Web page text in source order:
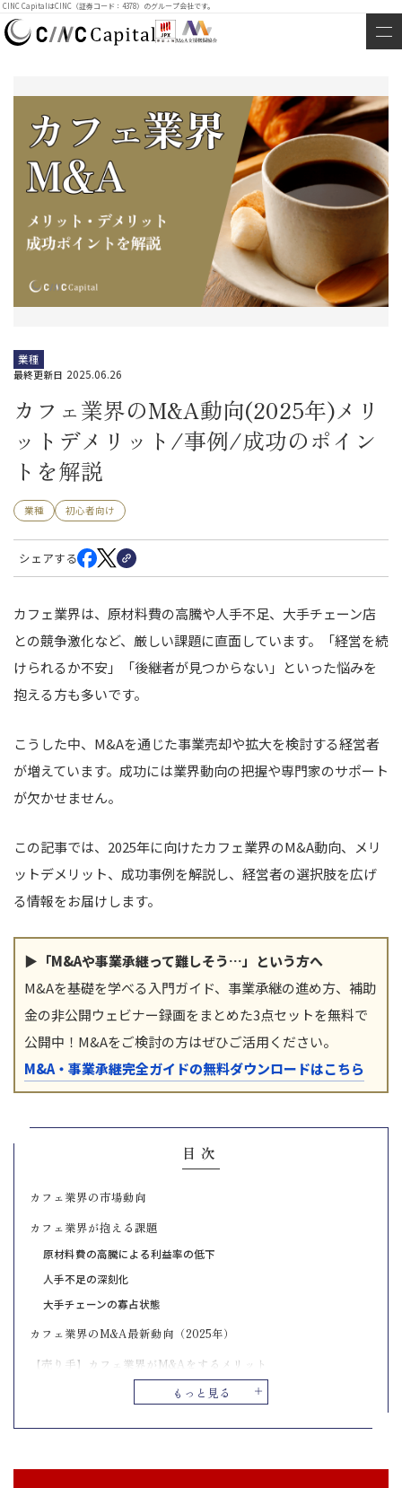
CINC CapitalはCINC（証券コード：4378）のグループ会社です。
業種
最終更新日 2025.06.26
カフェ業界のM&A動向(2025年)メリ
ットデメリット/事例/成功のポイン
トを解説
業種 初心者向け
シェアする
カフェ業界は、原材料費の高騰や人手不足、大手チェーン店
との競争激化など、厳しい課題に直面しています。「経営を続
けられるか不安」「後継者が見つからない」といった悩みを
抱える方も多いです。
こうした中、M&Aを通じた事業売却や拡大を検討する経営者
が増えています。成功には業界動向の把握や専門家のサポート
が欠かせません。
この記事では、2025年に向けたカフェ業界のM&A動向、メリ
ットデメリット、成功事例を解説し、経営者の選択肢を広げ
る情報をお届けします。
▶「M&Aや事業承継って難しそう…」という方へ
M&Aを基礎を学べる入門ガイド、事業承継の進め方、補助
金の非公開ウェビナー録画をまとめた3点セットを無料で
公開中！M&Aをご検討の方はぜひご活用ください。
M&A・事業承継完全ガイドの無料ダウンロードはこちら
目次
もっと見る
カフェ業界の市場動向
カフェ業界が抱える課題
原材料費の高騰による利益率の低下
人手不足の深刻化
大手チェーンの寡占状態
カフェ業界のM&A最新動向（2025年）
【売り手】カフェ業界がM&Aをするメリット
買い手企業のリソースを活用して成長を続けられる
【売り手】カフェ業界がM&Aをするデメリット